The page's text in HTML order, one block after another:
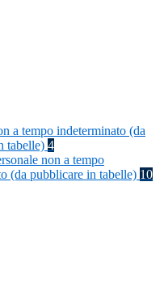
a tempo indeterminato (da
tabelle) 4
non a tempo
(da pubblicare in tabelle) 10